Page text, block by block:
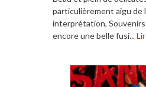
particulièrement aigu de
interprétation,
encore une belle fusi...